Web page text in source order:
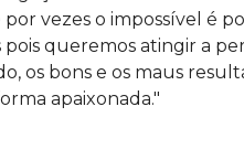
vezes o impossível é
pois queremos atingir a
os bons e os maus
apaixonada."